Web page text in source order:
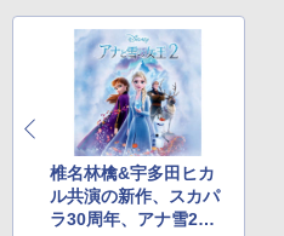
椎名林檎&宇多田ヒカ
ル共演の新作、スカパ
ラ30周年、アナ雪2楽